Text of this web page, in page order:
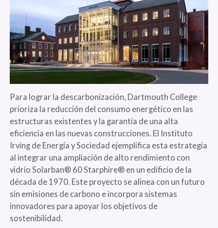
Para lograr la descarbonización, Dartmouth College
prioriza la reducción del consumo energético en las
estructuras existentes y la garantía de una alta
eficiencia en las nuevas construcciones. El Instituto
Irving de Energía y Sociedad ejemplifica esta estrategia
al integrar una ampliación de alto rendimiento con
vidrio Solarban® 60 Starphire® en un edificio de la
década de 1970. Este proyecto se alinea con un futuro
sin emisiones de carbono e incorpora sistemas
innovadores para apoyar los objetivos de
sostenibilidad.